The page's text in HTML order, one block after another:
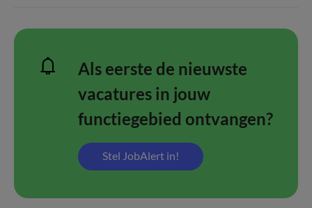
Als eerste de nieuwste
vacatures in jouw
functiegebied ontvangen?
Stel JobAlert in!